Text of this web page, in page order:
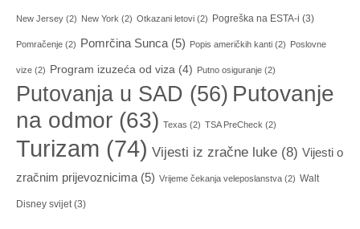
New Jersey (2) New York (2) Otkazani letovi (2) Pogreška na ESTA-i (3)
Pomračenje (2) Pomrčina Sunca(5) Popis američkih kanti (2) Poslovne
vize (2) Program izuzeća od viza (4) Putno osiguranje (2)
Putovanja u SAD (56) Putovanje
na odmor (63) Texas (2) TSA PreCheck (2)
Turizam (74) Vijesti iz zračne luke (8) Vijesti o
zračnim prijevoznicima(5) Vrijeme čekanja veleposlanstva (2) Walt
Disney svijet(3)